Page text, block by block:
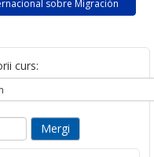
sobre Migración
curs: